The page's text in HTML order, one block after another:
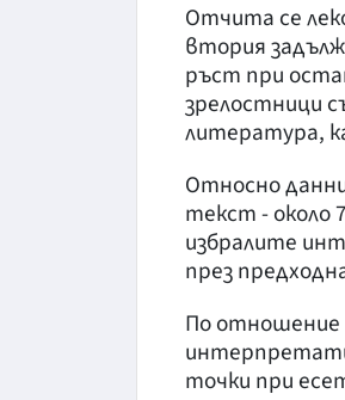
Отчита се
втория
ръст при
зрелостници
литература,
Относно
текст - около
избралите
през
По отношение
точки при